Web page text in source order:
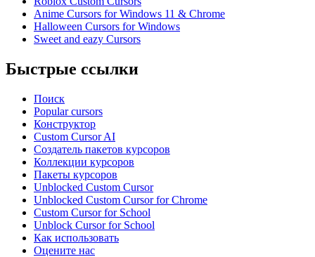
Anime Cursors for Windows 11 & Chrome
Halloween Cursors for Windows
Sweet and eazy Cursors
Быстрые ссылки
Поиск
Popular cursors
Конструктор
Custom Cursor AI
Создатель пакетов курсоров
Коллекции курсоров
Пакеты курсоров
Unblocked Custom Cursor
Unblocked Custom Cursor for Chrome
Custom Cursor for School
Unblock Cursor for School
Как использовать
Оцените нас